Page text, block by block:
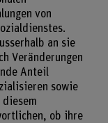
von
an sie
Veränderungen
Anteil
sowie
diesem
ob ihre